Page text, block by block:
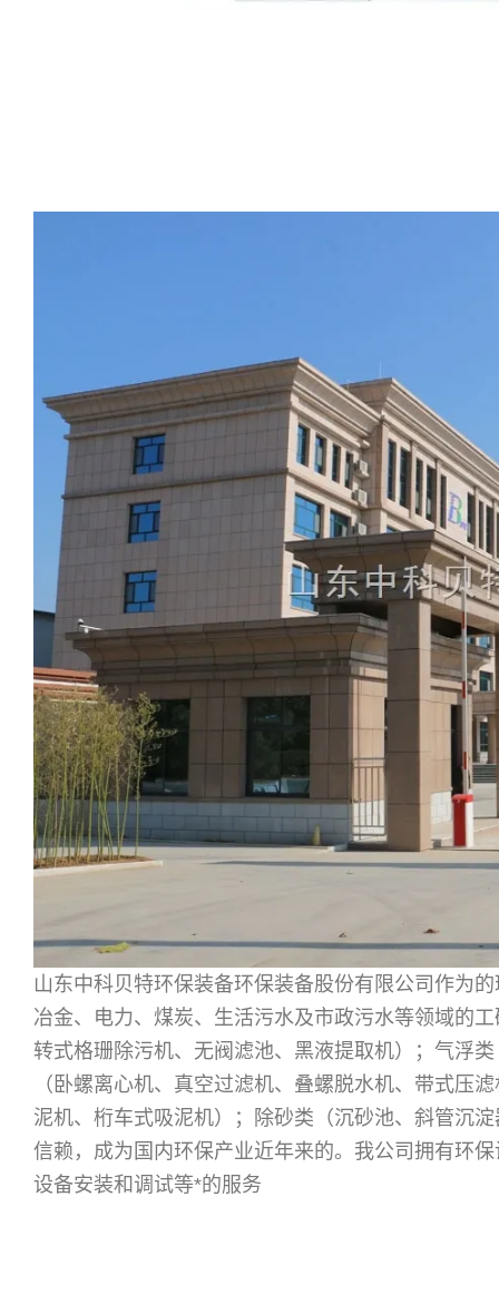
山东中科贝特环保装备环保装备股份有限公司作为
冶金、电力、煤炭、生活污水及市政污水等领域的
转式格珊除污机、无阀滤池、黑液提取机）；气浮
（卧螺离心机、真空过滤机、叠螺脱水机、带式压
泥机、桁车式吸泥机）；除砂类（沉砂池、斜管沉
信赖，成为国内环保产业近年来的。我公司拥有环
设备安装和调试等*的服务